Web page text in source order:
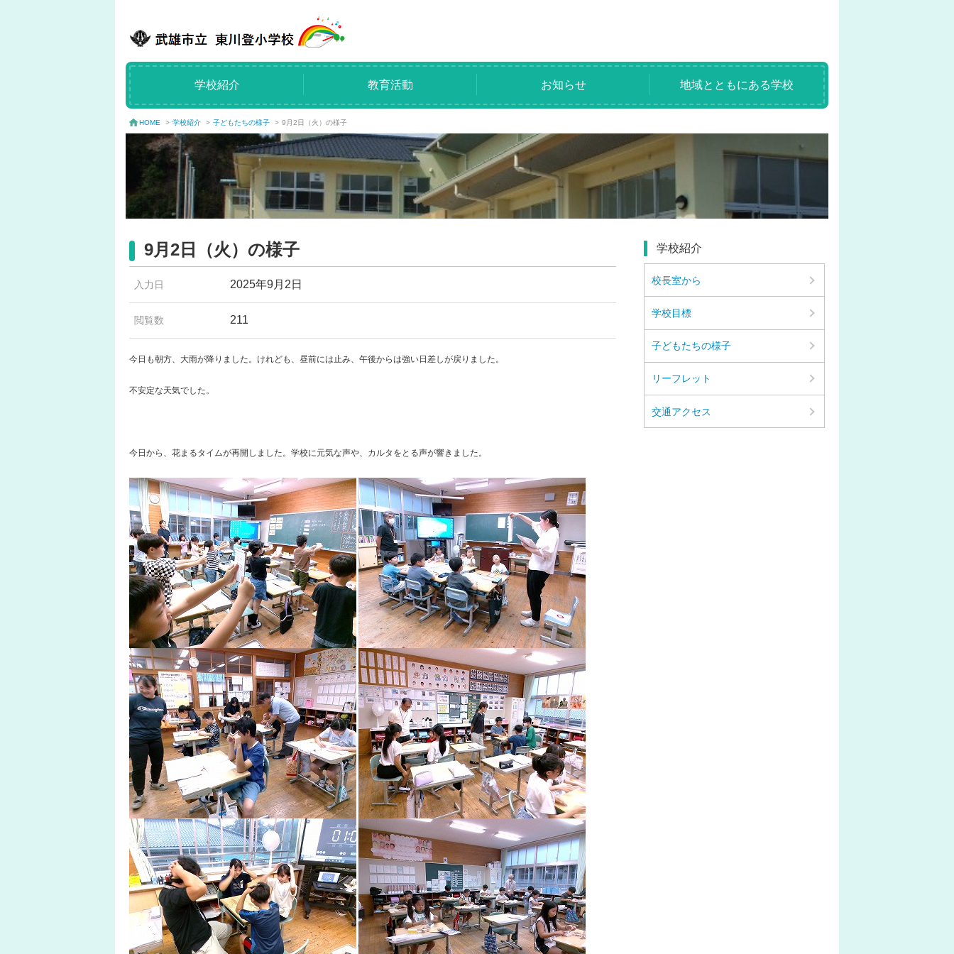
学校紹介 教育活動 お知らせ 地域とともにある学校
HOME > 学校紹介 > 子どもたちの様子 > 9月2日（火）の様子
9月2日（火）の様子
入力日 2025年9月2日
閲覧数 211
今日も朝方、大雨が降りました。けれども、昼前には止み、午後からは強い日差しが戻りました。
不安定な天気でした。
今日から、花まるタイムが再開しました。学校に元気な声や、カルタをとる声が響きました。
学校紹介
校長室から
学校目標
子どもたちの様子
リーフレット
交通アクセス